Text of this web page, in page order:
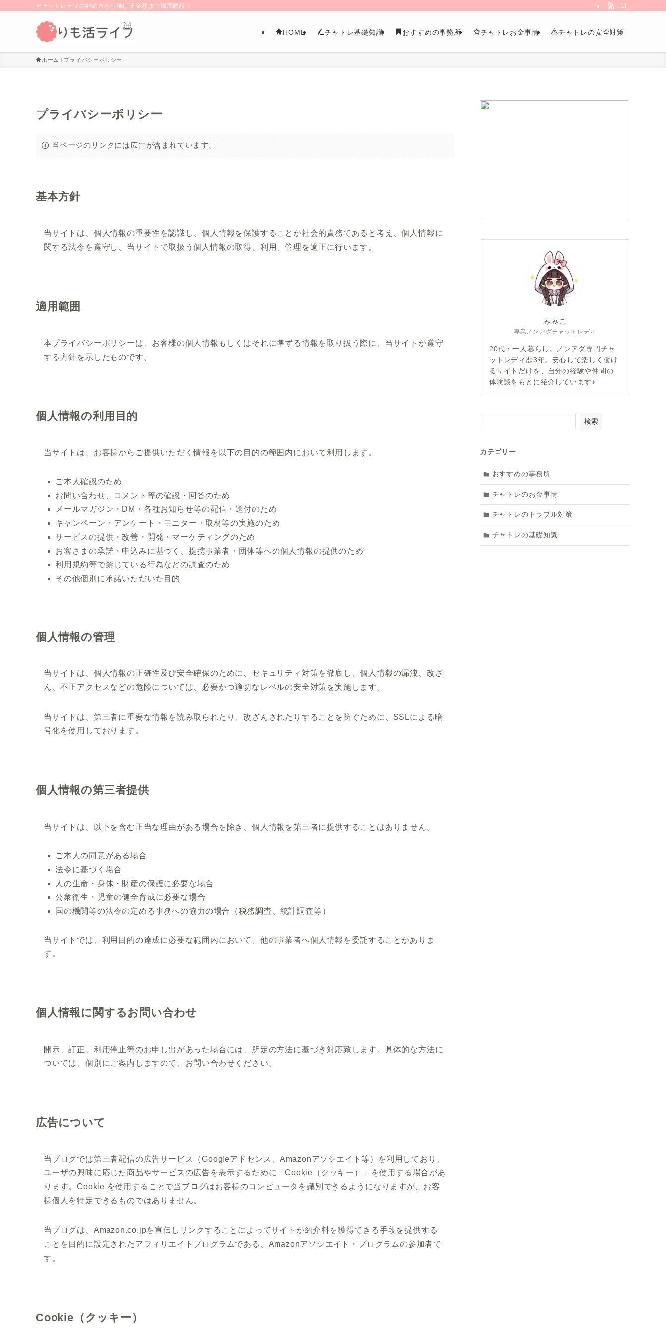
チャットレディの始め方から稼げる金額まで徹底解説！
HOME チャトレ基礎知識 おすすめの事務所 チャトレお金事情 チャトレの安全対策
ホーム プライバシーポリシー
プライバシーポリシー
当ページのリンクには広告が含まれています。
基本方針
当サイトは、個人情報の重要性を認識し、個人情報を保護することが社会的責務であると考え、個人情報に
関する法令を遵守し、当サイトで取扱う個人情報の取得、利用、管理を適正に行います。
適用範囲
本プライバシーポリシーは、お客様の個人情報もしくはそれに準ずる情報を取り扱う際に、当サイトが遵守
する方針を示したものです。
個人情報の利用目的
当サイトは、お客様からご提供いただく情報を以下の目的の範囲内において利用します。
ご本人確認のため
お問い合わせ、コメント等の確認・回答のため
メールマガジン・DM・各種お知らせ等の配信・送付のため
キャンペーン・アンケート・モニター・取材等の実施のため
サービスの提供・改善・開発・マーケティングのため
お客さまの承諾・申込みに基づく、提携事業者・団体等への個人情報の提供のため
利用規約等で禁じている行為などの調査のため
その他個別に承諾いただいた目的
個人情報の管理
当サイトは、個人情報の正確性及び安全確保のために、セキュリティ対策を徹底し、個人情報の漏洩、改ざ
ん、不正アクセスなどの危険については、必要かつ適切なレベルの安全対策を実施します。
当サイトは、第三者に重要な情報を読み取られたり、改ざんされたりすることを防ぐために、SSLによる暗
号化を使用しております。
個人情報の第三者提供
当サイトは、以下を含む正当な理由がある場合を除き、個人情報を第三者に提供することはありません。
ご本人の同意がある場合
法令に基づく場合
人の生命・身体・財産の保護に必要な場合
公衆衛生・児童の健全育成に必要な場合
国の機関等の法令の定める事務への協力の場合（税務調査、統計調査等）
当サイトでは、利用目的の達成に必要な範囲内において、他の事業者へ個人情報を委託することがありま
す。
個人情報に関するお問い合わせ
開示、訂正、利用停止等のお申し出があった場合には、所定の方法に基づき対応致します。具体的な方法に
ついては、個別にご案内しますので、お問い合わせください。
広告について
当ブログでは第三者配信の広告サービス（Googleアドセンス、Amazonアソシエイト等）を利用しており、
ユーザの興味に応じた商品やサービスの広告を表示するために「Cookie（クッキー）」を使用する場合があ
ります。Cookie を使用することで当ブログはお客様のコンピュータを識別できるようになりますが、お客
様個人を特定できるものではありません。
当ブログは、Amazon.co.jpを宣伝しリンクすることによってサイトが紹介料を獲得できる手段を提供する
ことを目的に設定されたアフィリエイトプログラムである、Amazonアソシエイト・プログラムの参加者で
す。
Cookie（クッキー）
みみこ
専業ノンアダチャットレディ
20代・一人暮らし。ノンアダ専門チャ
ットレディ歴3年。安心して楽しく働け
るサイトだけを、自分の経験や仲間の
体験談をもとに紹介しています♪
検索
カテゴリー
おすすめの事務所
チャトレのお金事情
チャトレのトラブル対策
チャトレの基礎知識